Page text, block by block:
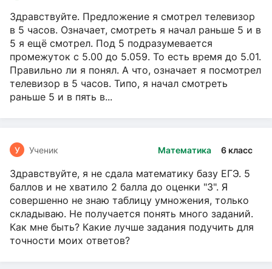
Здравствуйте. Предложение я смотрел телевизор
в 5 часов. Означает, смотреть я начал раньше 5 и в
5 я ещё смотрел. Под 5 подразумевается
промежуток с 5.00 до 5.059. То есть время до 5.01.
Правильно ли я понял. А что, означает я посмотрел
телевизор в 5 часов. Типо, я начал смотреть
раньше 5 и в пять в...
Математика 6 класс
У Ученик
Здравствуйте, я не сдала математику базу ЕГЭ. 5
баллов и не хватило 2 балла до оценки "3". Я
совершенно не знаю таблицу умножения, только
складываю. Не получается понять много заданий.
Как мне быть? Какие лучше задания подучить для
точности моих ответов?